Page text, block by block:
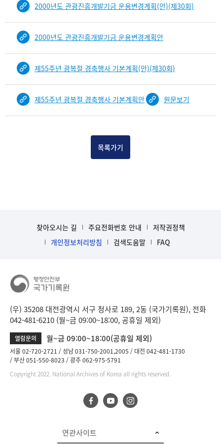
2000년도 관광진흥개발기금 운용변경계획(안)(제30회)
2000년도 관광진흥개발기금 운용변경계획안
제55주년 광복절 경축행사 기본계획(안)(제30회)
제55주년 광복절 경축행사 기본계획안 원문보기
목록가기
찾아오시는 길 주요전화번호 안내
저작권정책
개인정보처리방침
검색도움말 FAQ
(우) 35208 대전광역시 서구 청사로 189, 2동 (국가기록원), 전화
042-481-6210 (월~금 09:00~18:00, 공휴일 제외)
열람문의 월~금 09:00~18:00(공휴일 제외)
서울 02-720-2721 성남 031-750-2001,2005
대전 042-481-1730
부산 051-550-8023
광주 062-975-5791
Copyright 2022. National Archives of Korea all rights reserved.
연관사이트